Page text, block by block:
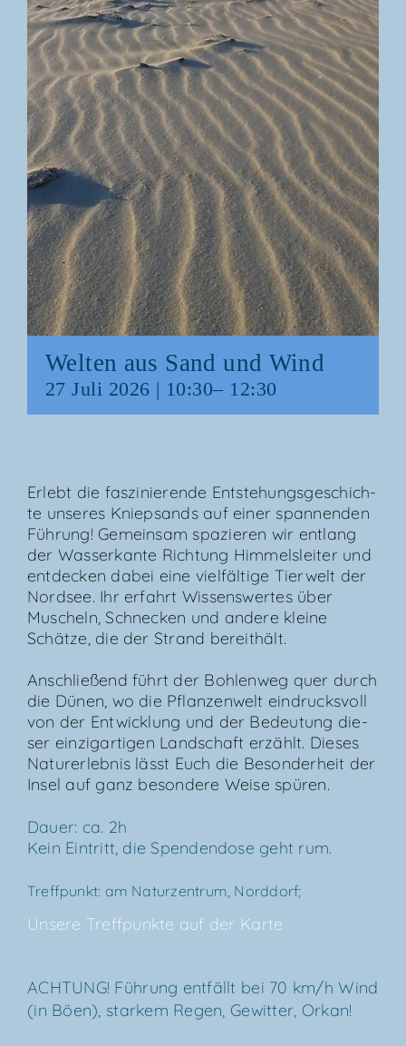
Wel­ten aus Sand und Wind
27 Juli 2026 | 10:30– 12:30
Erlebt die fas­zi­nie­ren­de Ent­ste­hungs­ge­schich­
te unse­res Kniep­sands auf einer span­nen­den
Füh­rung! Gemein­sam spa­zie­ren wir ent­lang
der Was­ser­kan­te Rich­tung Him­mels­lei­ter und
ent­de­cken dabei eine viel­fäl­ti­ge Tier­welt der
Nord­see. Ihr erfahrt Wis­sens­wer­tes über
Muscheln, Schne­cken und ande­re klei­ne
Schät­ze, die der Strand bereithält.
Anschlie­ßend führt der Boh­len­weg quer durch
die Dünen, wo die Pflan­zen­welt ein­drucks­voll
von der Ent­wick­lung und der Bedeu­tung die­
ser ein­zig­ar­ti­gen Land­schaft erzählt. Die­ses
Natur­er­leb­nis lässt Euch die Beson­der­heit der
Insel auf ganz beson­de­re Wei­se spüren.
Dau­er: ca. 2h
Kein Ein­tritt, die Spen­den­do­se geht rum.
Treff­punkt: am Natur­zen­trum, Norddorf;
Unse­re Treff­punk­te auf der Karte
ACH­TUNG! Füh­rung ent­fällt bei 70 km/​h Wind
(in Böen), star­kem Regen, Gewit­ter, Orkan!